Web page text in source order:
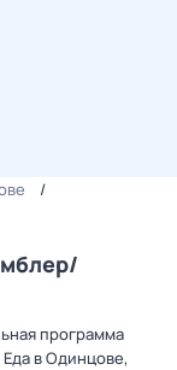
программа
в Одинцове,